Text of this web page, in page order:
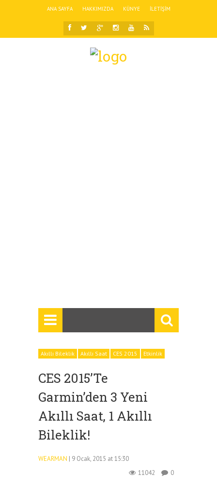
ANA SAYFA HAKKIMIZDA KÜNYE İLETIŞIM
Akıllı Bileklik Akıllı Saat CES 2015 Etkinlik
CES 2015’te
Garmin’den 3 Yeni
Akıllı Saat, 1 Akıllı
Bileklik!
WEARMAN | 9 Ocak, 2015 at 15:30
11042
0